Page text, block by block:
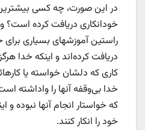
در این صورت، چه کسی بیشترین
خودانکاری دریافت کرده است؟
راستین آموزشهای بسیاری برای
دریافت کرده‌اند و اینکه خدا
کاری که دلشان خواسته یا
خدا بی‌وقفه آنها را واداشته
که خواستار انجام آنها نبوده‌ و
خود را انکار کنند.